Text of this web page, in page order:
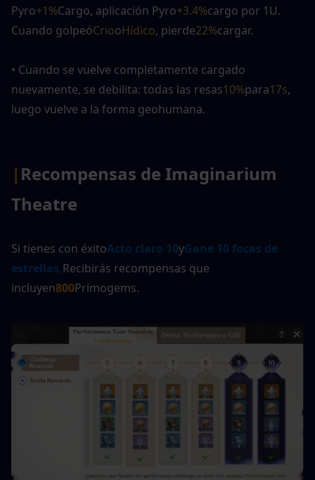
Pyro+1%Cargo, aplicación Pyro+3.4%cargo por 1U.
Cuando golpeóCriooHídico, pierde22%cargar.
• Cuando se vuelve completamente cargado
nuevamente, se debilita: todas las resas10%para17s,
luego vuelve a la forma geohumana.
| Recompensas de Imaginarium
Theatre
Si tienes con éxitoActo claro 10yGane 10 focas de
estrellas,Recibirás recompensas que
incluyen800Primogems.